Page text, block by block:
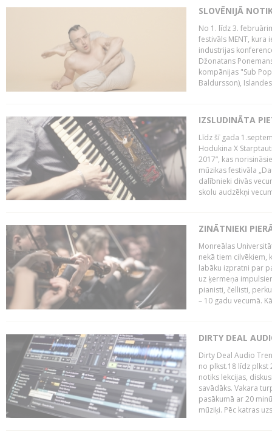
SLOVĒNIJĀ
No 1. līdz 3.
festivāls MENT, kura
industrijas
Džonatans
kompānijas "Sub
Baldursson),
IZSLUDINĀTA
Līdz šī gada
Hodukina X
2017”, kas
mūzikas festivāla
dalībnieki divās
skolu audzēkņi
ZINĀTNIEKI
Monreālas
nekā tiem cilvēkiem,
labāku izpratni par
uz ķermeņa
pianisti, čellisti,
– 10 gadu vecumā.
DIRTY DEAL
Dirty Deal Audio
no plkst.18 līdz plkst
notiks lekcijas,
savādāks. Vakara
pasākumā ar 20
mūziķi. Pēc katras